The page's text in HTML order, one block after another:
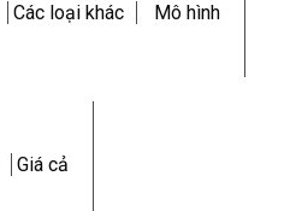
Các loại khác Mô hình
Giá cả